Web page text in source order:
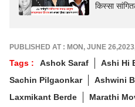
किस्सा
PUBLISHED AT : MON, JUNE
Tags : Ashok Saraf
Ashi Hi
Sachin Pilgaonkar
Ashwini
Laxmikant Berde
Marathi